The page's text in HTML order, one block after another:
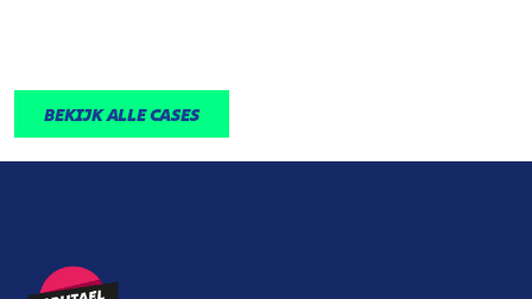
BEKIJK ALLE CASES